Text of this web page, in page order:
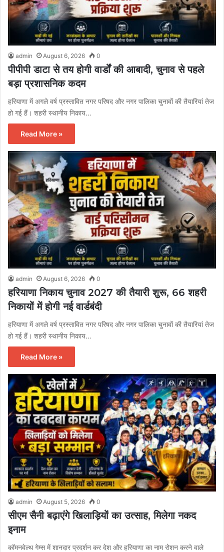
admin August 6, 2026 0
पीपीपी डाटा से तय होगी वार्डों की आबादी, चुनाव से पहले
बड़ा प्रशासनिक कदम
हरियाणा में अगले वर्ष प्रस्तावित नगर परिषद और नगर पालिका चुनावों की तैयारियां तेज
हो गई हैं। शहरी स्थानीय निकाय…
Read More »
admin August 6, 2026 0
हरियाणा निकाय चुनाव 2027 की तैयारी शुरू, 66 शहरी
निकायों में होगी नई वार्डबंदी
हरियाणा में अगले वर्ष प्रस्तावित नगर परिषद और नगर पालिका चुनावों की तैयारियां तेज
हो गई हैं। शहरी स्थानीय निकाय…
Read More »
admin August 5, 2026 0
सीएम सैनी बढ़ाएंगे खिलाड़ियों का उत्साह, मिलेगा नकद
इनाम
कॉमनवेल्थ गेम्स में शानदार प्रदर्शन कर देश और हरियाणा का नाम रोशन करने वाले